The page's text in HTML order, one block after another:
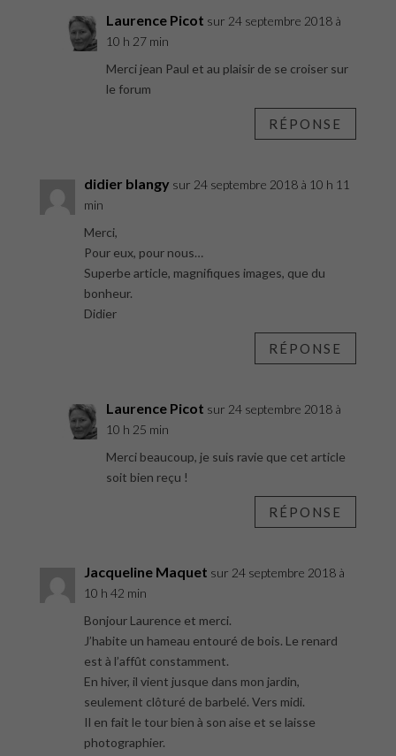
Laurence Picot sur 24 septembre 2018 à
10 h 27 min
Merci jean Paul et au plaisir de se croiser sur
le forum
RÉPONSE
didier blangy sur 24 septembre 2018 à 10 h 11
min
Merci,
Pour eux, pour nous…
Superbe article, magnifiques images, que du
bonheur.
Didier
RÉPONSE
Laurence Picot sur 24 septembre 2018 à
10 h 25 min
Merci beaucoup, je suis ravie que cet article
soit bien reçu !
RÉPONSE
Jacqueline Maquet sur 24 septembre 2018 à
10 h 42 min
Bonjour Laurence et merci.
J’habite un hameau entouré de bois. Le renard
est à l’affût constamment.
En hiver, il vient jusque dans mon jardin,
seulement clôturé de barbelé. Vers midi.
Il en fait le tour bien à son aise et se laisse
photographier.